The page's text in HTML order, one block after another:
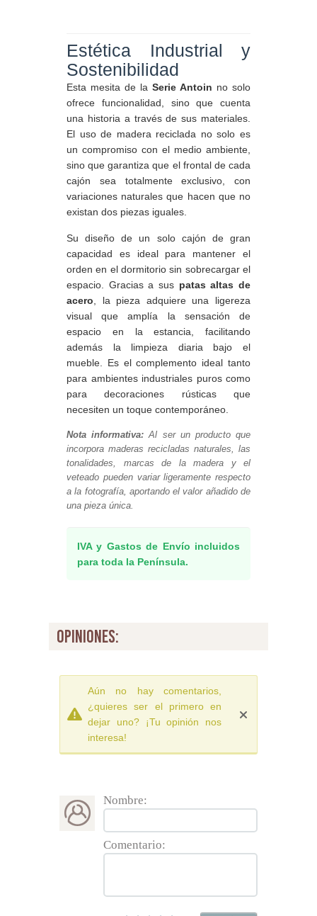
Estética Industrial y
Sostenibilidad
Esta mesita de la Serie Antoin no solo
ofrece funcionalidad, sino que cuenta
una historia a través de sus materiales.
El uso de madera reciclada no solo es
un compromiso con el medio ambiente,
sino que garantiza que el frontal de cada
cajón sea totalmente exclusivo, con
variaciones naturales que hacen que no
existan dos piezas iguales.
Su diseño de un solo cajón de gran
capacidad es ideal para mantener el
orden en el dormitorio sin sobrecargar el
espacio. Gracias a sus patas altas de
acero, la pieza adquiere una ligereza
visual que amplía la sensación de
espacio en la estancia, facilitando
además la limpieza diaria bajo el
mueble. Es el complemento ideal tanto
para ambientes industriales puros como
para decoraciones rústicas que
necesiten un toque contemporáneo.
Nota informativa: Al ser un producto que
incorpora maderas recicladas naturales, las
tonalidades, marcas de la madera y el
veteado pueden variar ligeramente respecto
a la fotografía, aportando el valor añadido de
una pieza única.
IVA y Gastos de Envío incluidos
para toda la Península.
opiniones:
Aún no hay comentarios,
¿quieres ser el primero en
dejar uno? ¡Tu opinión nos
interesa!
Nombre:
Comentario: